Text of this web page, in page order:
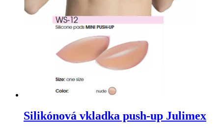
Silikónová vkladka push-up Julimex